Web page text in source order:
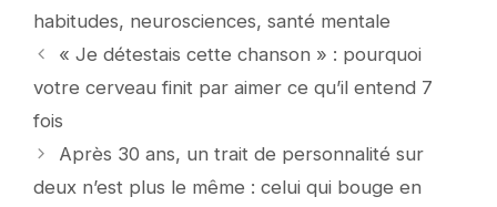
habitudes, neurosciences, santé mentale
« Je détestais cette chanson » : pourquoi
votre cerveau finit par aimer ce qu’il entend 7
fois
Après 30 ans, un trait de personnalité sur
deux n’est plus le même : celui qui bouge en